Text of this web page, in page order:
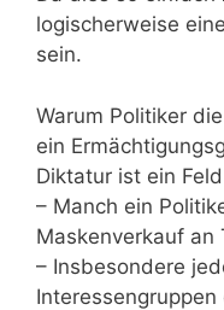
logischerweise
sein.
Warum Politiker
ein
Diktatur ist ein
– Manch ein
Maskenverkauf an
– Insbesondere